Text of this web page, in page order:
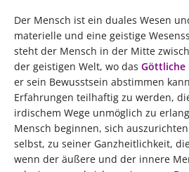
Der Mensch ist ein duales Wesen
materielle und eine geistige
steht der Mensch in der Mitte
der geistigen Welt, wo das Göttliche
er sein Bewusstsein abstimmen
Erfahrungen teilhaftig zu werden,
irdischem Wege unmöglich zu
Mensch beginnen, sich
selbst, zu seiner Ganzheitlichkeit,
wenn der äußere und der innere